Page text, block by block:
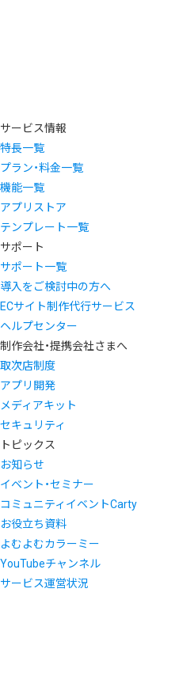
サービス情報
特長一覧
プラン・料金一覧
機能一覧
アプリストア
テンプレート一覧
サポート
サポート一覧
導入をご検討中の方へ
ECサイト制作代行サービス
ヘルプセンター
制作会社・提携会社さまへ
取次店制度
アプリ開発
メディアキット
セキュリティ
トピックス
お知らせ
イベント・セミナー
コミュニティイベントCarty
お役立ち資料
よむよむカラーミー
YouTubeチャンネル
サービス運営状況